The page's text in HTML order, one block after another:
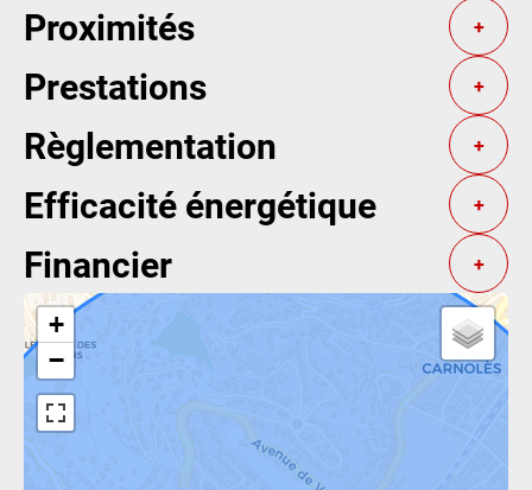
Proximités +
Prestations +
Règlementation +
Efficacité énergétique +
Financier +
+
−